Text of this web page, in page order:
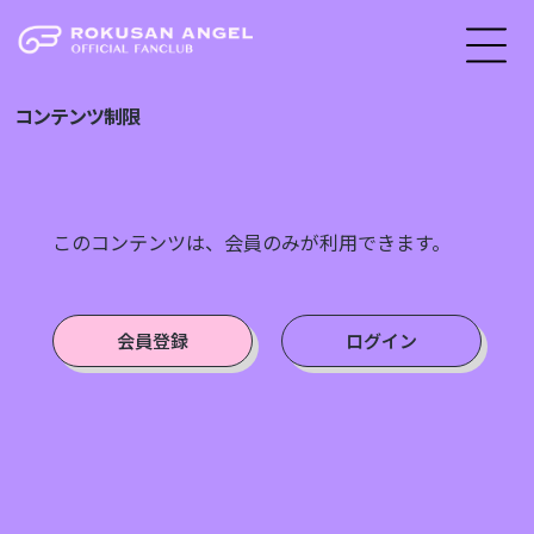
コンテンツ制限
このコンテンツは、会員のみが利用できます。
会員登録 ログイン